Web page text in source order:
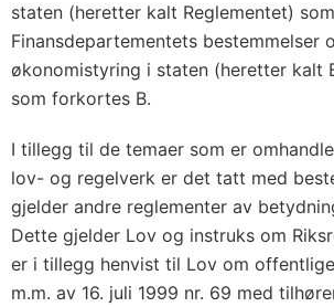
staten (heretter kalt Reglementet)
Finansdepartementets bestemmelser
økonomistyring i staten (heretter kalt
som forkortes B.
I tillegg til de temaer som er
lov- og regelverk er det tatt med
gjelder andre reglementer av
Dette gjelder Lov og instruks om
er i tillegg henvist til Lov om
m.m. av 16. juli 1999 nr. 69 med